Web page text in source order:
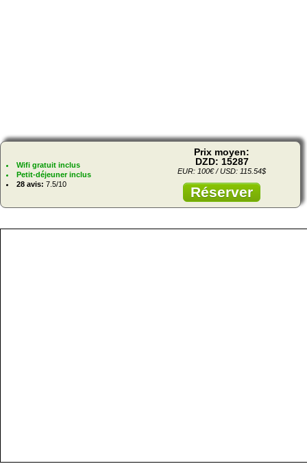
Wifi gratuit inclus
Petit-déjeuner inclus
28 avis: 7.5/10
Prix moyen:
DZD: 15287
EUR: 100€ / USD: 115.54$
Réserver